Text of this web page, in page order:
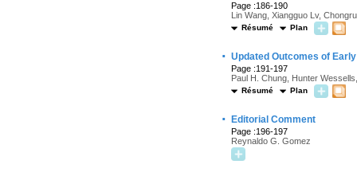
Page :186-190
Lin Wang, Xiangguo Lv,
Résumé Plan
· Updated Outcomes of
Page :191-197
Paul H. Chung, Hunter
Résumé Plan
· Editorial Comment
Page :196-197
Reynaldo G. Gomez